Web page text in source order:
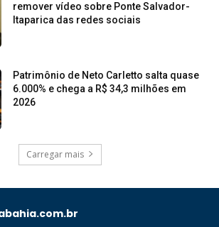
remover vídeo sobre Ponte Salvador-
Itaparica das redes sociais
Patrimônio de Neto Carletto salta quase
6.000% e chega a R$ 34,3 milhões em
2026
Carregar mais